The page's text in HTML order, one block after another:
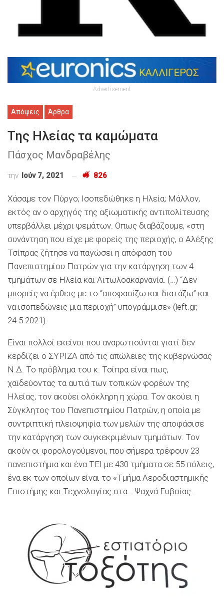
Advertisement
Απόψεις Άρθρα
Της Ηλείας τα καμώματα
Πάσχος Μανδραβέλης
την Ιούν 7, 2021 826
Χάσαμε τον Πύργο; Ισοπεδώθηκε η Ηλεία; Μάλλον,
εκτός αν ο αρχηγός της αξιωματικής αντιπολίτευσης
υπερβάλλει μέχρι ψεμάτων. Οπως διαβάζουμε, «στη
συνάντηση που είχε με φορείς της περιοχής, ο Αλέξης
Τσίπρας ζήτησε να παγώσει η απόφαση του
Πανεπιστημίου Πατρών για την κατάργηση των 4
τμημάτων σε Ηλεία και Αιτωλοακαρνανία. (…) “Δεν
μπορείς να έρθεις με το “αποφασίζω και διατάζω” και
να ισοπεδώνεις μια περιοχή” υπογράμμισε» (left.gr,
24.5.2021).
Είναι πολλοί εκείνοι που αναρωτιούνται γιατί δεν
κερδίζει ο ΣΥΡΙΖΑ από τις απώλειες της κυβερνώσας
Ν.Δ. Το πρόβλημα του κ. Τσίπρα είναι πως,
χαϊδεύοντας τα αυτιά των τοπικών φορέων της
Ηλείας, τον ακούει ολόκληρη η χώρα. Τον ακούει η
Σύγκλητος του Πανεπιστημίου Πατρών, η οποία με
συντριπτική πλειοψηφία των μελών της αποφάσισε
την κατάργηση των συγκεκριμένων τμημάτων. Τον
ακούν οι φορολογούμενοι, που σήμερα τρέφουν 23
πανεπιστήμια και ένα ΤΕΙ με 430 τμήματα σε 55 πόλεις,
ένα εκ των οποίων είναι το «Τμήμα Αεροδιαστημικής
Επιστήμης και Τεχνολογίας στα… Ψαχνά Ευβοίας.